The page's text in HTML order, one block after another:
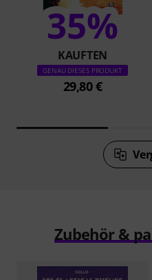
35%
KAUFTEN
GENAU DIESES PRODUKT
29,80 €
Zubehör &